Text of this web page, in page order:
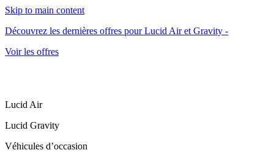
Skip to main content
Découvrez les dernières offres pour Lucid Air et Gravity -
Voir les offres
Lucid Air
Lucid Gravity
Véhicules d’occasion